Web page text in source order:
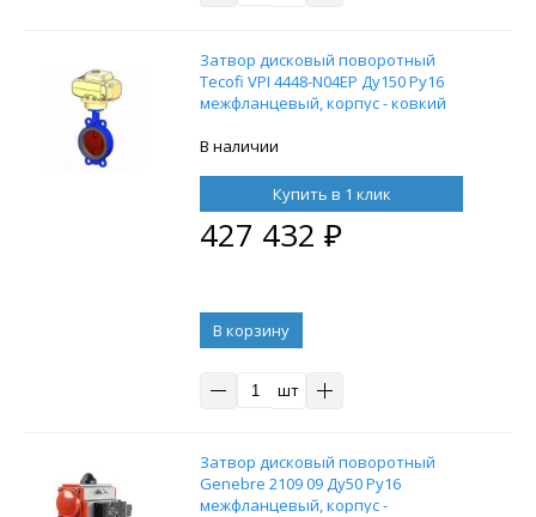
Затвор дисковый поворотный
Tecofi VPI 4448-N04EP Ду150 Ру16
межфланцевый, корпус - ковкий
чугун EN-GJS-500-7, уплотнение
В наличии
Купить в 1 клик
427 432 ₽
В корзину
шт
Затвор дисковый поворотный
Genebre 2109 09 Ду50 Ру16
межфланцевый, корпус -